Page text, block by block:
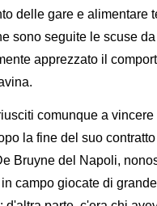
delle gare e alimentare
sono seguite le scuse
apprezzato il
comunque a
la fine del suo
Bruyne del Napoli,
campo giocate di